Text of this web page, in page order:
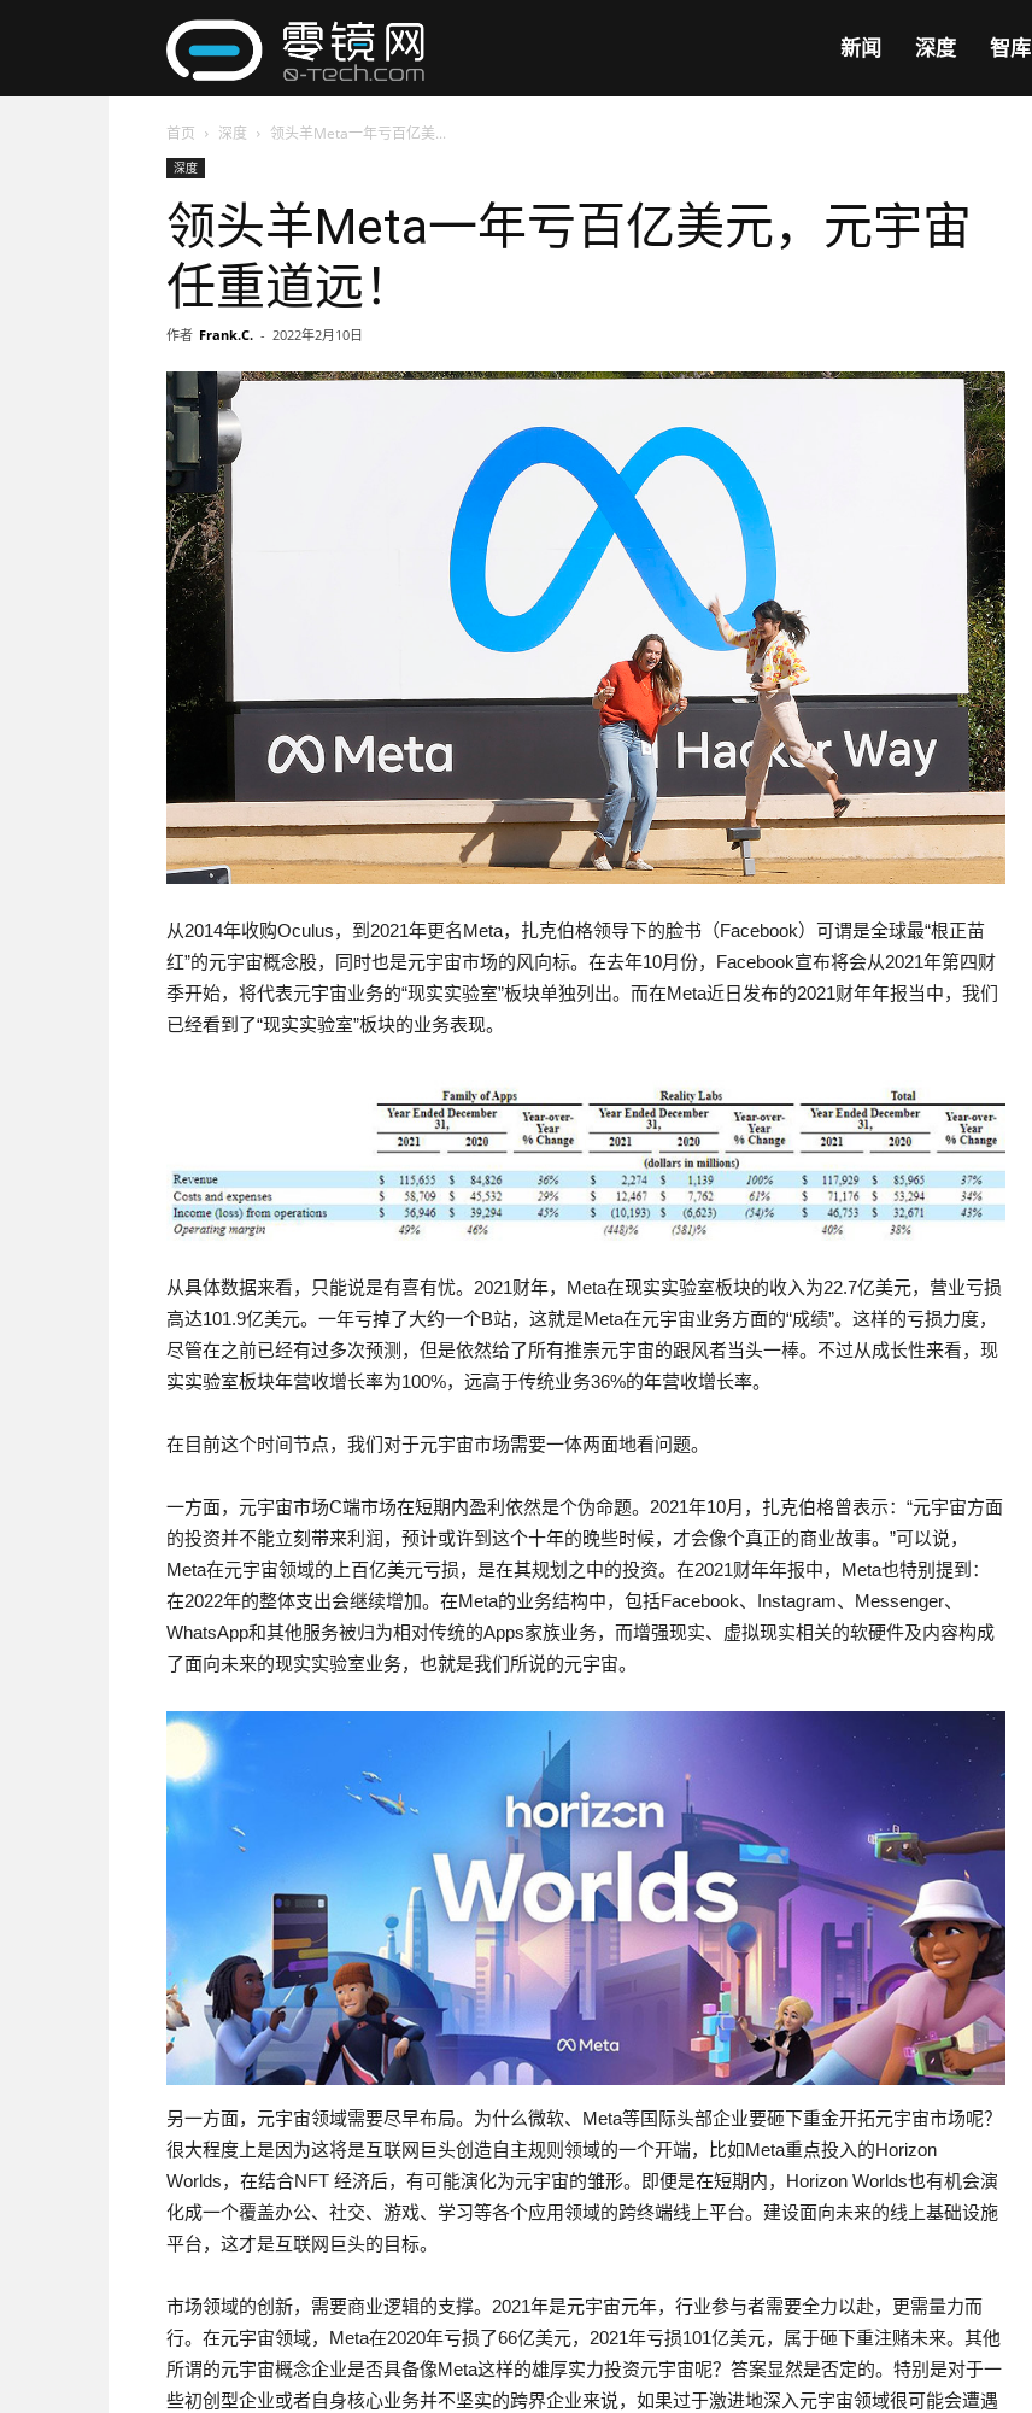
镜
网
新闻 深度 智库
首页 深度 领头羊Meta一年亏百亿美...
深度
领头羊Meta一年亏百亿美元，元宇宙
任重道远！
作者 Frank.C. - 2022年2月10日
从2014年收购Oculus，到2021年更名Meta，扎克伯格领导下的脸书（Facebook）可谓是全球最“根正苗
红”的元宇宙概念股，同时也是元宇宙市场的风向标。在去年10月份，Facebook宣布将会从2021年第四财
季开始，将代表元宇宙业务的“现实实验室”板块单独列出。而在Meta近日发布的2021财年年报当中，我们
已经看到了“现实实验室”板块的业务表现。
从具体数据来看，只能说是有喜有忧。2021财年，Meta在现实实验室板块的收入为22.7亿美元，营业亏损
高达101.9亿美元。一年亏掉了大约一个B站，这就是Meta在元宇宙业务方面的“成绩”。这样的亏损力度，
尽管在之前已经有过多次预测，但是依然给了所有推崇元宇宙的跟风者当头一棒。不过从成长性来看，现
实实验室板块年营收增长率为100%，远高于传统业务36%的年营收增长率。
在目前这个时间节点，我们对于元宇宙市场需要一体两面地看问题。
一方面，元宇宙市场C端市场在短期内盈利依然是个伪命题。2021年10月，扎克伯格曾表示：“元宇宙方面
的投资并不能立刻带来利润，预计或许到这个十年的晚些时候，才会像个真正的商业故事。”可以说，
Meta在元宇宙领域的上百亿美元亏损，是在其规划之中的投资。在2021财年年报中，Meta也特别提到：
在2022年的整体支出会继续增加。在Meta的业务结构中，包括Facebook、Instagram、Messenger、
WhatsApp和其他服务被归为相对传统的Apps家族业务，而增强现实、虚拟现实相关的软硬件及内容构成
了面向未来的现实实验室业务，也就是我们所说的元宇宙。
另一方面，元宇宙领域需要尽早布局。为什么微软、Meta等国际头部企业要砸下重金开拓元宇宙市场呢？
很大程度上是因为这将是互联网巨头创造自主规则领域的一个开端，比如Meta重点投入的Horizon
Worlds，在结合NFT 经济后，有可能演化为元宇宙的雏形。即便是在短期内，Horizon Worlds也有机会演
化成一个覆盖办公、社交、游戏、学习等各个应用领域的跨终端线上平台。建设面向未来的线上基础设施
平台，这才是互联网巨头的目标。
市场领域的创新，需要商业逻辑的支撑。2021年是元宇宙元年，行业参与者需要全力以赴，更需量力而
行。在元宇宙领域，Meta在2020年亏损了66亿美元，2021年亏损101亿美元，属于砸下重注赌未来。其他
所谓的元宇宙概念企业是否具备像Meta这样的雄厚实力投资元宇宙呢？答案显然是否定的。特别是对于一
些初创型企业或者自身核心业务并不坚实的跨界企业来说，如果过于激进地深入元宇宙领域很可能会遭遇